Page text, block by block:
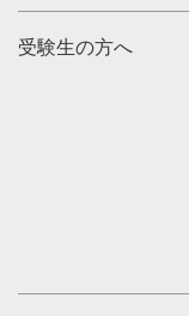
受験生の方へ